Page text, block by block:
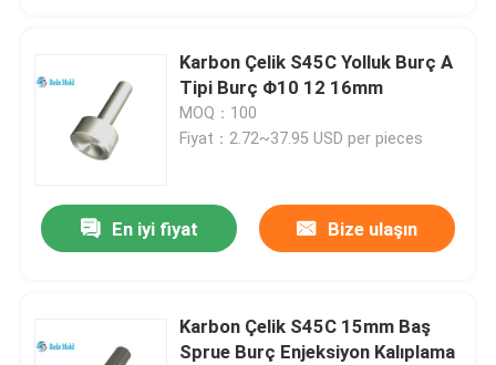
Karbon Çelik S45C Yolluk Burç A
Tipi Burç Φ10 12 16mm
MOQ：100
Fiyat：2.72~37.95 USD per pieces
En iyi fiyat Bize ulaşın
Karbon Çelik S45C 15mm Baş
Sprue Burç Enjeksiyon Kalıplama